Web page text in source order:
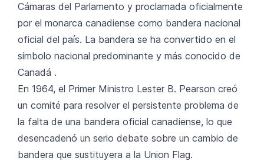
Cámaras del Parlamento y proclamada oficialmente
por el monarca canadiense como bandera nacional
oficial del país. La bandera se ha convertido en el
símbolo nacional predominante y más conocido de
Canadá .
En 1964, el Primer Ministro Lester B. Pearson creó
un comité para resolver el persistente problema de
la falta de una bandera oficial canadiense, lo que
desencadenó un serio debate sobre un cambio de
bandera que sustituyera a la Union Flag.